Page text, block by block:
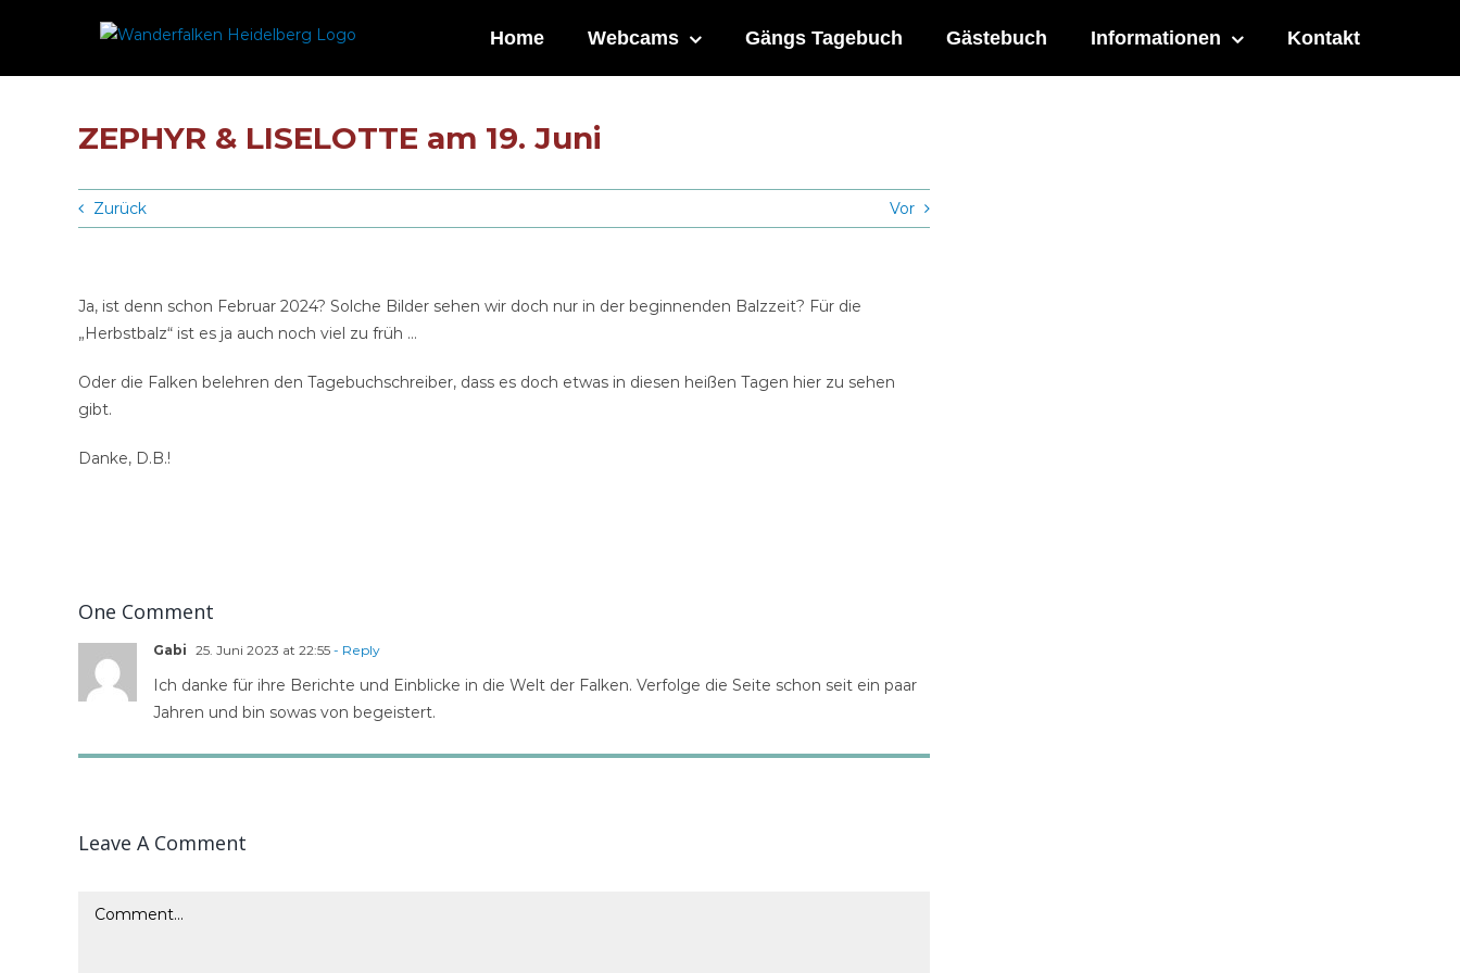
Home Webcams Gängs Tagebuch Gästebuch Informationen Kontakt
ZEPHYR & LISELOTTE am 19. Juni
Zurück Vor
Ja, ist denn schon Februar 2024? Solche Bilder sehen wir doch nur in der beginnenden Balzzeit? Für die
„Herbstbalz“ ist es ja auch noch viel zu früh …
Oder die Falken belehren den Tagebuchschreiber, dass es doch etwas in diesen heißen Tagen hier zu sehen
gibt.
Danke, D.B.!
One Comment
Gabi 25. Juni 2023 at 22:55- Reply
Ich danke für ihre Berichte und Einblicke in die Welt der Falken. Verfolge die Seite schon seit ein paar
Jahren und bin sowas von begeistert.
Leave A Comment
Comment